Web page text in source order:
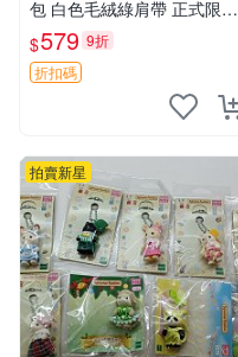
包 白色毛絨綠肩帶 正式限量
版 新品 上市未拆封 尺寸約20
公分 超適合收藏 迷你背包 毛
絨玩具 背包配件
$579 9折
折扣碼
拍賣新星